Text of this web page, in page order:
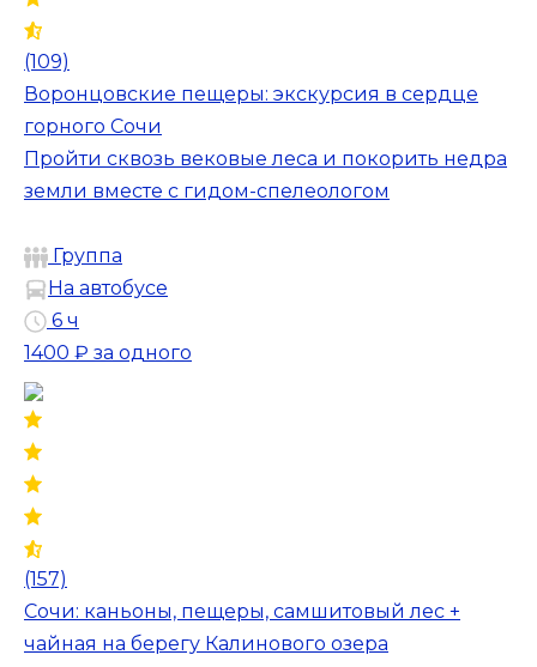
(109)
Воронцовские пещеры: экскурсия в сердце
горного Сочи
Пройти сквозь вековые леса и покорить недра
земли вместе с гидом-спелеологом
Группа
На автобусе
6 ч
1400 ₽ за одного
(157)
Сочи: каньоны, пещеры, самшитовый лес +
чайная на берегу Калинового озера